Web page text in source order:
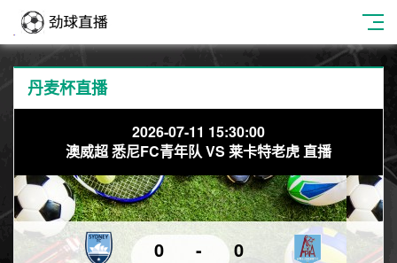
丹麦杯直播
2026-07-11 15:30:00
澳威超 悉尼FC青年队 VS 莱卡特老虎 直播
0 - 0